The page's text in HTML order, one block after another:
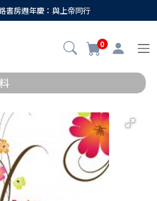
書房週年慶：與上帝同行
0